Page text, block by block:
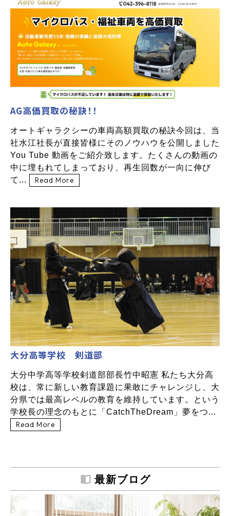
AG高価買取の秘訣！！
オートギャラクシーの車両高額買取の秘訣今回は、当
社水江社長が直接皆様にそのノウハウを公開しました
You Tube 動画をご紹介致します。たくさんの動画の
中に埋もれてしまっており、再生回数が一向に伸び
て...
Read More
大分高等学校 剣道部
大分中学高等学校剣道部部長竹中昭憲 私たち大分高
校は、常に新しい教育課題に果敢にチャレンジし、大
分県では最高レベルの教育を維持しています。という
学校長の理念のもとに「CatchTheDream」夢をつ...
Read More
最新ブログ